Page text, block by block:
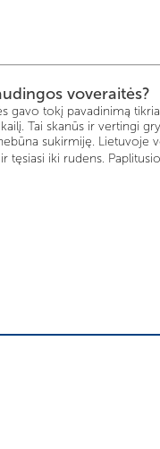
voveraitės?
gavo tokį pavadinimą
Tai skanūs ir vertingi
sukirmiję. Lietuvoje
tęsiasi iki rudens.